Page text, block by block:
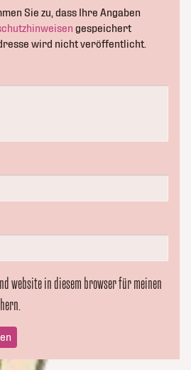
Sie zu, dass Ihre Angaben
gespeichert
wird nicht veröffentlicht.
website in diesem browser für meinen